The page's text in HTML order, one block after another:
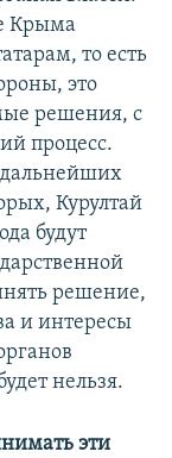
Крыма
то есть
это
решения, с
процесс.
дальнейших
Курултай
будут
решение,
и интересы
нельзя.
эти